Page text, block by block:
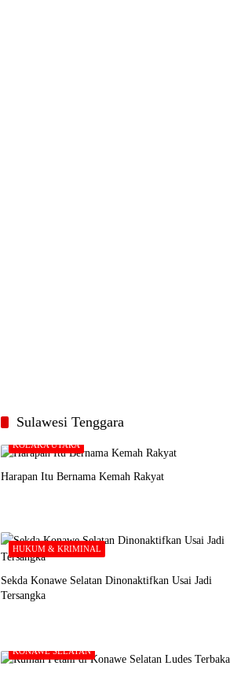
Sulawesi Tenggara
KOLAKA UTARA
Harapan Itu Bernama Kemah Rakyat
HUKUM & KRIMINAL
Sekda Konawe Selatan Dinonaktifkan Usai Jadi
Tersangka
KONAWE SELATAN